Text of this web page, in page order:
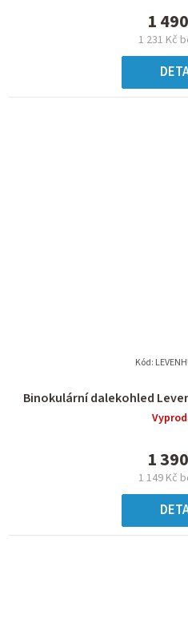
1 231 Kč
1
Binokulární dalekohled
1 149 Kč
1
Kód: